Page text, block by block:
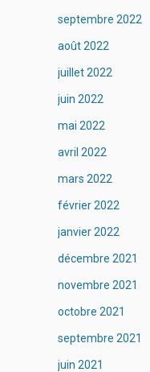
septembre 2022
août 2022
juillet 2022
juin 2022
mai 2022
avril 2022
mars 2022
février 2022
janvier 2022
décembre 2021
novembre 2021
octobre 2021
septembre 2021
juin 2021